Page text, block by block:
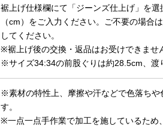
裾上げ仕様欄にて「ジーンズ仕上げ」を選
（cm）をご入力ください。ご不要の場合
してください。
※裾上げ後の交換・返品はお受けできませ
※サイズ34:34の前股ぐりは約28.5cm、渡
※素材の特性上、摩擦や汗などで色落ちや
す。
※一点一点手作業で加工を施しているため